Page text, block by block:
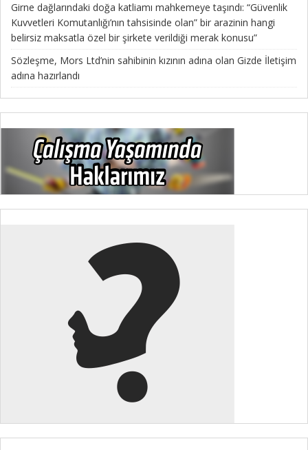
Girne dağlarındaki doğa katliamı mahkemeye taşındı: “Güvenlik
Kuvvetleri Komutanlığı’nın tahsisinde olan” bir arazinin hangi
belirsiz maksatla özel bir şirkete verildiği merak konusu”
Sözleşme, Mors Ltd’nin sahibinin kızının adına olan Gizde İletişim
adına hazırlandı